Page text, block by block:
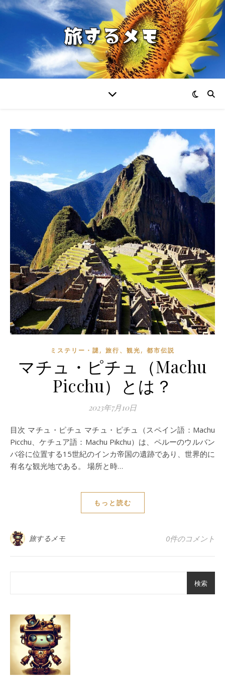
ミステリー・謎, 旅行、観光, 都市伝説
マチュ・ピチュ（Machu
Picchu）とは？
2023年7月10日
目次 マチュ・ピチュ マチュ・ピチュ（スペイン語：Machu
Picchu、ケチュア語：Machu Pikchu）は、ペルーのウルバン
バ谷に位置する15世紀のインカ帝国の遺跡であり、世界的に
有名な観光地である。 場所と時…
もっと読む
旅するメモ 0件のコメント
検索